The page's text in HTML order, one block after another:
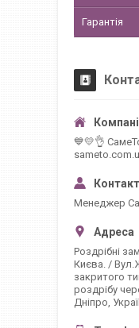
Гарантія
💙💛👌
Менеджер
Роздрібні
Києва. /
закритого
роздрібу
Дніпро,